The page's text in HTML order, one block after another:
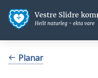
Vestre
Slidre
kommune
Du Planar